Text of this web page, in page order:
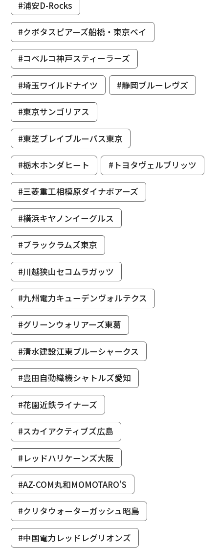
#浦安D-Rocks
#クボタスピアーズ船橋・東京ベイ
#コベルコ神戸スティーラーズ
#埼玉ワイルドナイツ #静岡ブルーレヴズ
#東京サンゴリアス
#東芝ブレイブルーパス東京
#栃木ホンダヒート #トヨタヴェルブリッツ
#三菱重工相模原ダイナボアーズ
#横浜キヤノンイーグルス
#ブラックラムズ東京
#川越狭山セコムラガッツ
#九州電力キューデンヴォルテクス
#グリーンウォリアーズ東葛
#清水建設江東ブルーシャークス
#豊田自動織機シャトルズ愛知
#花園近鉄ライナーズ
#スカイアクティブズ広島
#レッドハリケーンズ大阪
#AZ-COM丸和MOMOTARO’S
#クリタウォーターガッシュ昭島
#中国電力レッドレグリオンズ